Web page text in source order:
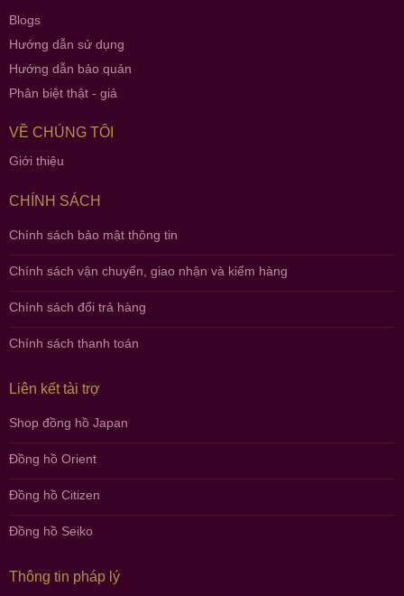
Blogs
Hướng dẫn sử dụng
Hướng dẫn bảo quản
Phân biệt thật - giả
VỀ CHÚNG TÔI
Giới thiệu
CHÍNH SÁCH
Chính sách bảo mật thông tin
Chính sách vận chuyển, giao nhận và kiểm hàng
Chính sách đổi trả hàng
Chính sách thanh toán
Liên kết tài trợ
Shop đồng hồ Japan
Đồng hồ Orient
Đồng hồ Citizen
Đồng hồ Seiko
Thông tin pháp lý